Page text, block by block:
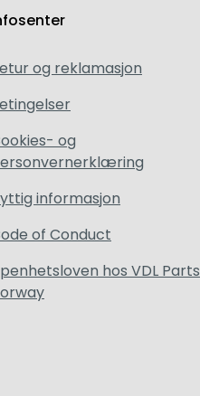
og reklamasjon
og
informasjon
of Conduct
hos VDL Parts